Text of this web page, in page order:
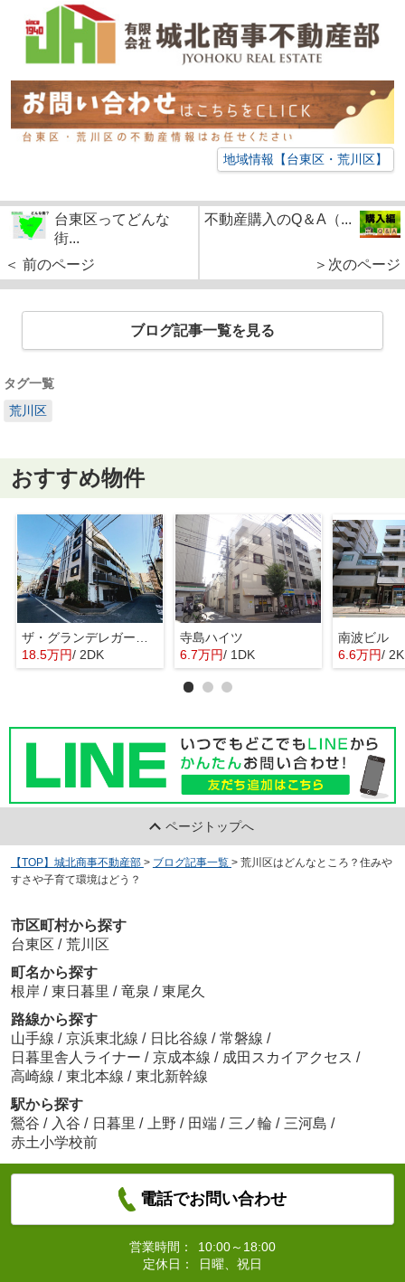
地域情報【台東区・荒川区】
台東区ってどんな
街...
＜ 前のページ
不動産購入のQ＆A（...
＞次のページ
ブログ記事一覧を見る
タグ一覧
荒川区
おすすめ物件
18.5万円/ 2DK
寺島ハイツ
6.7万円/ 1DK
南波ビル
6.6万円/ 2K
ページトップへ
【TOP】城北商事不動産部 > ブログ記事一覧 > 荒川区はどんなところ？住みや
すさや子育て環境はどう？
市区町村から探す
台東区 / 荒川区
町名から探す
根岸 / 東日暮里 / 竜泉 / 東尾久
路線から探す
山手線 / 京浜東北線 / 日比谷線 / 常磐線 /
日暮里舎人ライナー / 京成本線 / 成田スカイアクセス /
高崎線 / 東北本線 / 東北新幹線
駅から探す
鶯谷 / 入谷 / 日暮里 / 上野 / 田端 / 三ノ輪 / 三河島 /
赤土小学校前
電話でお問い合わせ
営業時間：
10:00～18:00
定休日：
日曜、祝日